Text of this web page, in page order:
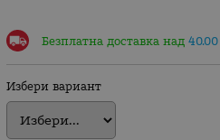
Безплатна доставка над 40.00
Избери вариант